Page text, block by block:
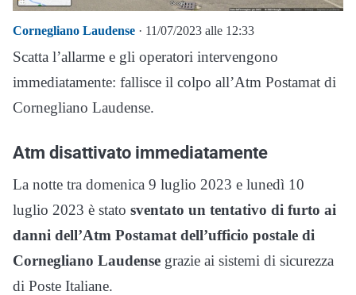
Cornegliano Laudense · 11/07/2023 alle 12:33
Scatta l’allarme e gli operatori intervengono
immediatamente: fallisce il colpo all’Atm Postamat di
Cornegliano Laudense.
Atm disattivato immediatamente
La notte tra domenica 9 luglio 2023 e lunedì 10
luglio 2023 è stato sventato un tentativo di furto ai
danni dell’Atm Postamat dell’ufficio postale di
Cornegliano Laudense grazie ai sistemi di sicurezza
di Poste Italiane.